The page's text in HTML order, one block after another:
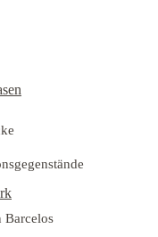
Barcelos